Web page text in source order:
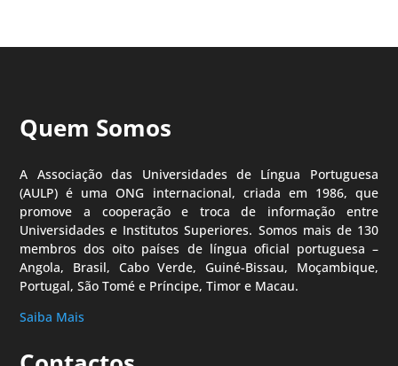
Quem Somos
A Associação das Universidades de Língua Portuguesa
(AULP) é uma ONG internacional, criada em 1986, que
promove a cooperação e troca de informação entre
Universidades e Institutos Superiores. Somos mais de 130
membros dos oito países de língua oficial portuguesa –
Angola, Brasil, Cabo Verde, Guiné-Bissau, Moçambique,
Portugal, São Tomé e Príncipe, Timor e Macau.
Saiba Mais